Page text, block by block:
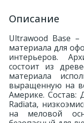
Описание
Ultrawood Base –
материала для
интерьеров.
состоит из
материала
выращенную на
Америке. Состав:
Radiata,
на меловой